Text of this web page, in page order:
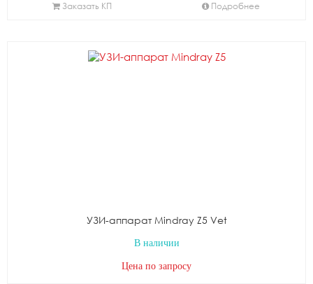
Заказать КП Подробнее
УЗИ-аппарат Mindray Z5 Vet
В наличии
Цена по запросу